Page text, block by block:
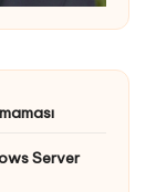
Server